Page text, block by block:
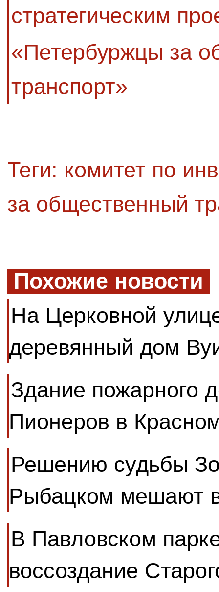
стратегическим
«Петербуржцы за
транспорт»
Теги: комитет по
за общественный
Похожие новости
На Церковной
деревянный дом
Здание пожарного
Пионеров в
Решению судьбы
Рыбацком мешают
В Павловском
воссоздание